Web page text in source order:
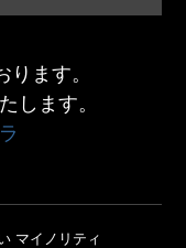
ます。
します。
マイノリティ